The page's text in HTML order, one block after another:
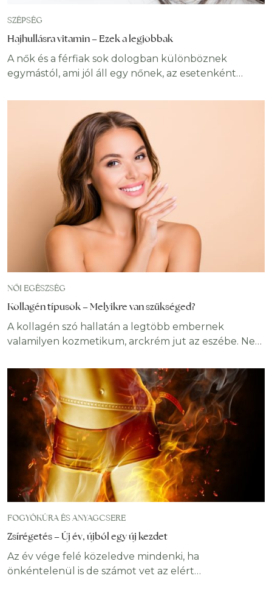
SZÉPSÉG
Hajhullásra vitamin – Ezek a legjobbak
A nők és a férfiak sok dologban különböznek
egymástól, ami jól áll egy nőnek, az esetenként
mindkettejük külsején nagyot tud dobni, ez pedig
az ápolt egészséges, élettel teli dús haj. A hajhullás
mindkét nem számára ugyanolyan kellemetlen
probléma. A kopaszodásra általában tipikusan férfi
problémaként gondolunk, azonban a
NŐI EGÉSZSÉG
Kollagén típusok – Melyikre van szükséged?
A kollagén szó hallatán a legtöbb embernek
valamilyen kozmetikum, arckrém jut az eszébe. Nem
anyagról van szó. Részben a kollagén felel a bőr
feszességéért, rugalmasságáért és összességében az
egészséges, fiatalos kinézetéért. Így nem csoda,
hogy a fiatalító krémek egyik alapvető fontosságú
összetevője. A bőrön kívül azonban a kollagén
FOGYÓKÚRA ÉS ANYAGCSERE
Zsírégetés – Új év, újból egy új kezdet
Az év vége felé közeledve mindenki, ha
önkéntelenül is de számot vet az elért